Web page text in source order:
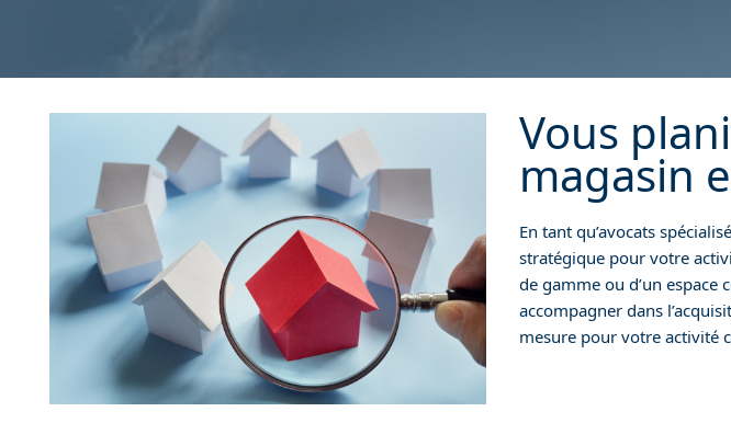
Vous
magasin
En tant qu’avocats
stratégique pour votre
de gamme ou d’un
accompagner dans
mesure pour votre activité